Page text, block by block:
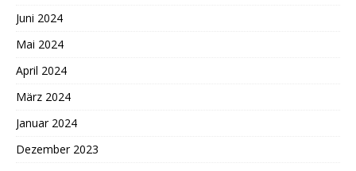
Juni 2024
Mai 2024
April 2024
März 2024
Januar 2024
Dezember 2023